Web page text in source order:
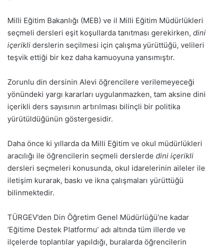
Milli Eğitim Bakanlığı (MEB) ve il Milli Eğitim Müdürlükleri
seçmeli dersleri eşit koşullarda tanıtması gerekirken, dini
içerikli derslerin seçilmesi için çalışma yürüttüğü, velileri
teşvik ettiği bir kez daha kamuoyuna yansımıştır.
Zorunlu din dersinin Alevi öğrencilere verilemeyeceği
yönündeki yargı kararları uygulanmazken, tam aksine dini
içerikli ders sayısının artırılması bilinçli bir politika
yürütüldüğünün göstergesidir.
Daha önce ki yıllarda da Milli Eğitim ve okul müdürlükleri
aracılığı ile öğrencilerin seçmeli derslerde dini içerikli
dersleri seçmeleri konusunda, okul idarelerinin aileler ile
iletişim kurarak, baskı ve ikna çalışmaları yürüttüğü
bilinmektedir.
TÜRGEV’den Din Öğretim Genel Müdürlüğü’ne kadar
‘Eğitime Destek Platformu’ adı altında tüm illerde ve
ilçelerde toplantılar yapıldığı, buralarda öğrencilerin